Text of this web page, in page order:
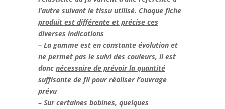
l’autre suivant le tissu utilisé. Chaque fiche
produit est différente et précise ces
diverses indications
– La gamme est en constante évolution et
ne permet pas le suivi des couleurs, il est
donc nécessaire de prévoir la quantité
suffisante de filpour réaliser l’ouvrage
prévu
– Sur certaines bobines, quelques